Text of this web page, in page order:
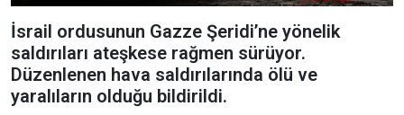
İsrail ordusunun Gazze Şeridi’ne yönelik
saldırıları ateşkese rağmen sürüyor.
Düzenlenen hava saldırılarında ölü ve
yaralıların olduğu bildirildi.